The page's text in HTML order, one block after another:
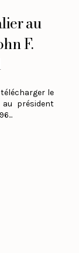
au
F.
le
président